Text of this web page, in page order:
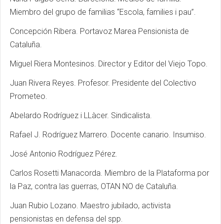
Miembro del grupo de familias “Escola, families i pau”.
Concepción Ribera. Portavoz Marea Pensionista de
Cataluña.
Miguel Riera Montesinos. Director y Editor del Viejo Topo.
Juan Rivera Reyes. Profesor. Presidente del Colectivo
Prometeo.
Abelardo Rodríguez i LLàcer. Sindicalista.
Rafael J. Rodríguez Marrero. Docente canario. Insumiso.
José Antonio Rodríguez Pérez.
Carlos Rosetti Manacorda. Miembro de la Plataforma por
la Paz, contra las guerras, OTAN NO de Cataluña.
Juan Rubio Lozano. Maestro jubilado, activista
pensionistas en defensa del spp.